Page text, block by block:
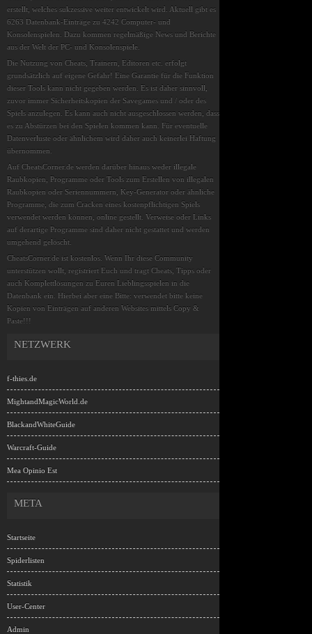
erstellt, welches sukzessive weiter entwickelt wird. Aktuell gibt es
6263 Datenbank-Einträge zu 4242 Computer- und
Konsolenspielen. Dazu kommen regelmäßige News und Berichte
aus der Welt der PC- und Konsolenspiele.
Die Nutzung von Cheats, Trainern, Editoren etc. erfolgt
grundsätzlich auf eigene Gefahr! Eine Garantie für die Funktion
dieser Tools kann nicht gegeben werden. Es ist daher sinnvoll,
zuvor immer Sicherheitskopien der Savegames und / oder des
Spiels anzulegen. Es kann auch nicht ausgeschlossen werden, dass
es zu Abstürzen bei den Spielen kommen kann. Für eventuelle
Datenverluste oder ähnlichem wird daher auch keinerlei Haftung
übernommen.
Auf CheatsCorner.de werden darüber hinaus weder illegale
Raubkopien, Programme oder Tools zum Erstellen von illegalen
Raubkopien oder Seriennummern, Key-Generator oder ähnliche
Programme, die zum Cracken eines kostenpflichtigen Spiels
verwendet werden können, online gestellt. Verweise oder Links
auf derartige Programme sind daher nicht gestattet und werden
umgehend gelöscht.
CheatsCorner.de ist kostenlos. Wenn Ihr diese Community
unterstützen wollt, registriert Euch und tragt Cheats, Tipps oder
auch Komplettlösungen zu Euren Lieblingsspielen in die
Datenbank ein. Hierbei aber eine Bitte: verwendet bitte keine
Kopien von Einträgen auf anderen Websites mittels Copy &
Paste!!!
NETZWERK
f-thies.de
MightandMagicWorld.de
BlackandWhiteGuide
Warcraft-Guide
Mea Opinio Est
META
Startseite
Spiderlisten
Statistik
User-Center
Admin